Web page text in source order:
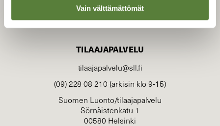
Vain välttämättömät
TILAAJAPALVELU
tilaajapalvelu@sll.fi
(09) 228 08 210 (arkisin klo 9-15)
Suomen Luonto/tilaajapalvelu
Sörnäistenkatu 1
00580 Helsinki